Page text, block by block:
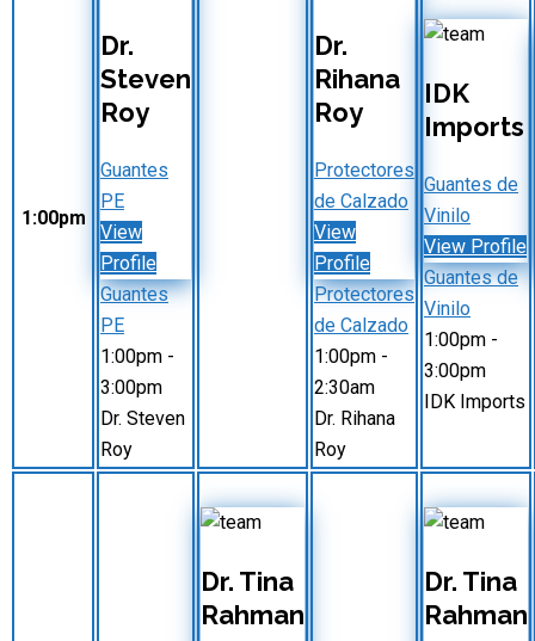
1:00pm
Dr.
Steven
Roy
Guantes
PE
View
Profile
Guantes
PE
1:00pm -
3:00pm
Dr. Steven
Roy
Dr.
Rihana
Roy
Protectores
de Calzado
View
Profile
Protectores
de Calzado
1:00pm -
2:30am
Dr. Rihana
Roy
IDK
Imports
Guantes de
Vinilo
View Profile
Guantes de
Vinilo
1:00pm -
3:00pm
IDK Imports
Dr. Tina
Rahman
Dr. Tina
Rahman